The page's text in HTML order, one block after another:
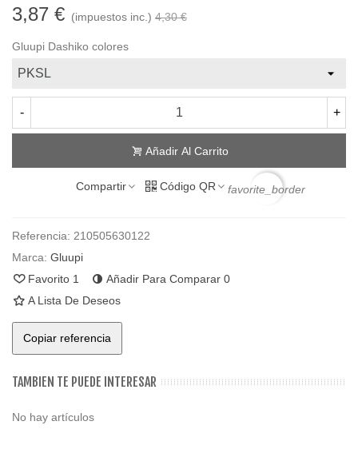
3,87 € (impuestos inc.) 4,30 €
Gluupi Dashiko colores
- +
Añadir Al Carrito
Compartir Código QR favorite_border
Referencia: 210505630122
Marca: Gluupi
Favorito 1 Añadir Para Comparar 0
A Lista De Deseos
Copiar referencia
TAMBIEN TE PUEDE INTERESAR
No hay artículos